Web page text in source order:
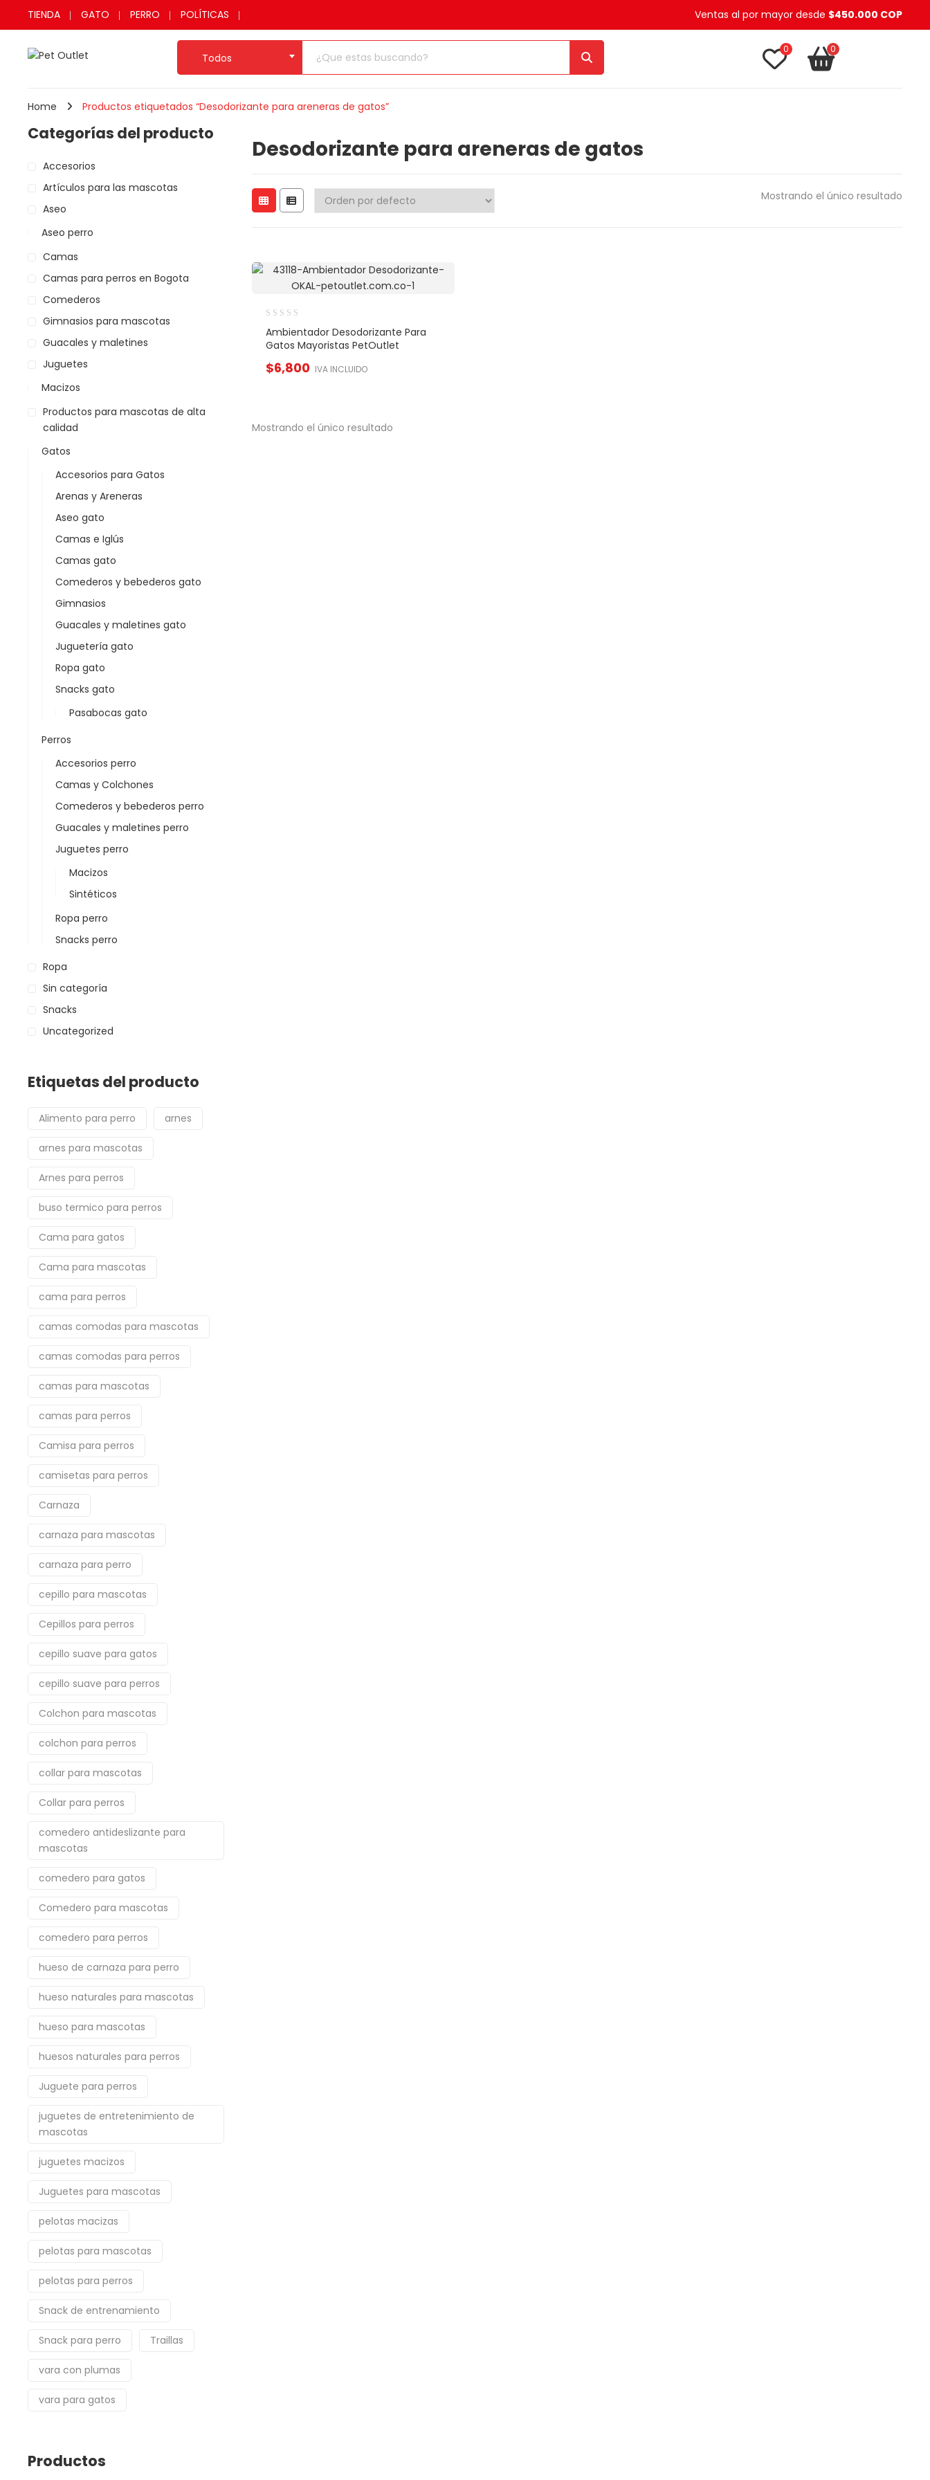
TIENDA GATO PERRO POLÍTICAS Ventas al por mayor desde $450.000 COP
Todos
0 0
Home Productos etiquetados “Desodorizante para areneras de gatos”
Categorías del producto
Accesorios
Artículos para las mascotas
Aseo
Aseo perro
Camas
Camas para perros en Bogota
Comederos
Gimnasios para mascotas
Guacales y maletines
Juguetes
Macizos
Productos para mascotas de alta
calidad
Gatos
Accesorios para Gatos
Arenas y Areneras
Aseo gato
Camas e Iglús
Camas gato
Comederos y bebederos gato
Gimnasios
Guacales y maletines gato
Juguetería gato
Ropa gato
Snacks gato
Pasabocas gato
Perros
Accesorios perro
Camas y Colchones
Comederos y bebederos perro
Guacales y maletines perro
Juguetes perro
Macizos
Sintéticos
Ropa perro
Snacks perro
Ropa
Sin categoría
Snacks
Uncategorized
Etiquetas del producto
Alimento para perro arnes
arnes para mascotas
Arnes para perros
buso termico para perros
Cama para gatos
Cama para mascotas
cama para perros
camas comodas para mascotas
camas comodas para perros
camas para mascotas
camas para perros
Camisa para perros
camisetas para perros
Carnaza
carnaza para mascotas
carnaza para perro
cepillo para mascotas
Cepillos para perros
cepillo suave para gatos
cepillo suave para perros
Colchon para mascotas
colchon para perros
collar para mascotas
Collar para perros
comedero antideslizante para
mascotas
comedero para gatos
Comedero para mascotas
comedero para perros
hueso de carnaza para perro
hueso naturales para mascotas
hueso para mascotas
huesos naturales para perros
Juguete para perros
juguetes de entretenimiento de
mascotas
juguetes macizos
Juguetes para mascotas
pelotas macizas
pelotas para mascotas
pelotas para perros
Snack de entrenamiento
Snack para perro Traillas
vara con plumas
vara para gatos
Productos
Desodorizante para areneras de gatos
Mostrando el único resultado
Ambientador Desodorizante Para
Gatos Mayoristas PetOutlet
$6,800 IVA INCLUIDO
Mostrando el único resultado